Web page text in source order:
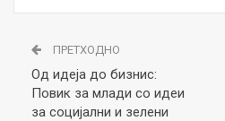
ПРЕТХОДНО
Од идеја до бизнис:
Повик за млади со идеи
за социјални и зелени